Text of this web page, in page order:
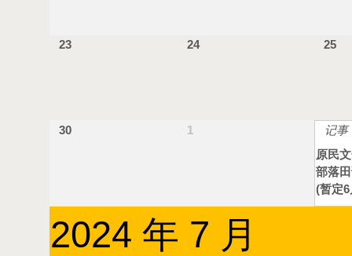
23 24 25
30 1
记事
原民
部落
(暂定
2024 年 7 月